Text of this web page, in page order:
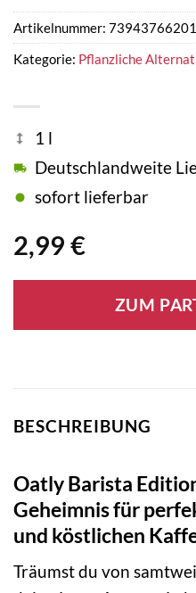
2,99 €
1 l
Deutschlandweite
sofort lieferbar
ZUM
Artikelnummer:
Kategorie: Pflanzliche
BESCHREIBUNG
Oatly Barista
Geheimnis für
und köstlichen
Träumst du von